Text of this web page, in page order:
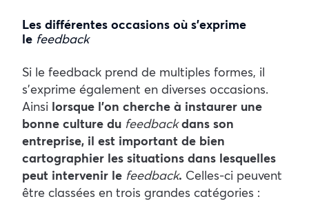
Les différentes occasions où s’exprime
le feedback
Si le feedback prend de multiples formes, il
s’exprime également en diverses occasions.
Ainsi lorsque l’on cherche à instaurer une
bonne culture du feedbackdans son
entreprise, il est important de bien
cartographier les situations dans lesquelles
peut intervenir le feedback. Celles-ci peuvent
être classées en trois grandes catégories :